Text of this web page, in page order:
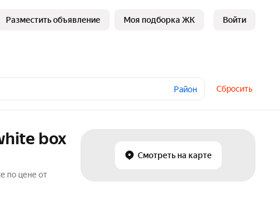
Разместить объявление Моя подборка ЖК Войти
Район Сбросить
box
по цене от
Смотреть на карте